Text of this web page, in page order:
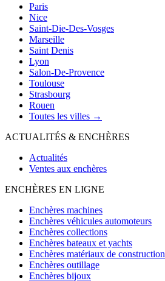
Paris
Nice
Saint-Die-Des-Vosges
Marseille
Saint Denis
Lyon
Salon-De-Provence
Toulouse
Strasbourg
Rouen
Toutes les villes →
ACTUALITÉS & ENCHÈRES
Actualités
Ventes aux enchères
ENCHÈRES EN LIGNE
Enchères machines
Enchères véhicules automoteurs
Enchères collections
Enchères bateaux et yachts
Enchères matériaux de construction
Enchères outillage
Enchères bijoux